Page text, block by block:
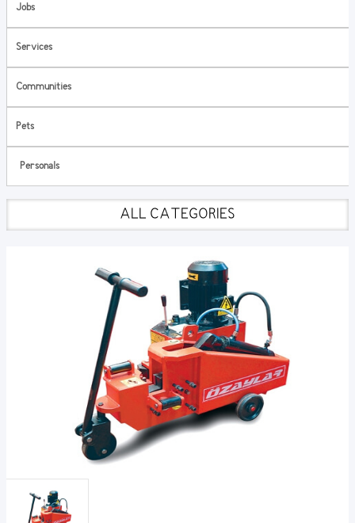
Jobs
Services
Communities
Pets
Personals
ALL CATEGORIES